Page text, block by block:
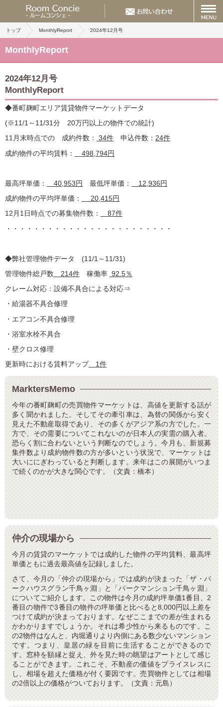
トップ MonthlyReport 2024年12月号
MonthlyReport
2024年12月号
MonthlyReport
◆番町麹町エリア賃貸物件マーケットデータ
(※11/1～11/31分 20万円以上の物件での統計)
11月末時点での 成約件数：
34件 申込件数： 24件
成約物件の平均賃料：
498,794円
最高坪単価： 40,953円 最低坪単価： 12,936円
成約物件の平均坪単価：
20,415円
12月1日時点での募集物件数：
87件
・・・・・・・・・・・・・・・・・・・・・・・・
◆弊社管理物件データ (11/1～11/31)
管理物件総戸数 214件 稼働率 92.5％
クレーム対応：設備不具合による対応⇒
・給湯器不具合修理
・エアコン不具合修理
・浴室水栓不具合
・壁クロス修理
更新時における賃料アップ1件
MarktersMemo
今年の番町麹町の売買物件マーケットは、高値を更新する話が
多く聞かれました。そしてその牽引車は、為替の関係から安く
見えた不動産取得であり、その多くがアジア系の方でした。一
方で、その需要についてこれないのが日本人の実需の購入者。
恐らく割に合わないという判断なのでしょう。今月も、新規募
集件数より成約物件数の方が多いという状況で、マーケットは
大いににぎわっていると判断します。来年はこの展開がいつま
で続くのかが大きな関心です。（文責：橋本）
仲介の現場から
今月の賃貸のマーケットでは成約した物件の平均賃料、最高坪
単価ともに過去最高値を記録しました。
さて、今月の「仲介の現場から」では成約が決まった「ザ・パ
ークハウスグラン千鳥ヶ淵」と「パークマンション千鳥ヶ淵」
についてご紹介します。この物件は今月の成約坪単価1番目、2
番目の物件で3番目の物件の坪単価と比べると8,000円以上差を
つけて成約が決まっております。なぜここまでの差が生まれる
かわかりますでしょうか。それは希少性から来るものです。こ
の2物件はなんと、内堀通りより内側にある数少ないマンション
です。つまり、皇居の緑を目前に生活することができるので
す。窓枠を額縁と捉え、外を見た時の眺望はアートとして感じ
ることができます。これこそ、不動産の価値をプライスレスに
し、相場を超えた価格が付く要因です。売買物件としては相場
の2倍以上の価格がついております。（文責：元島）